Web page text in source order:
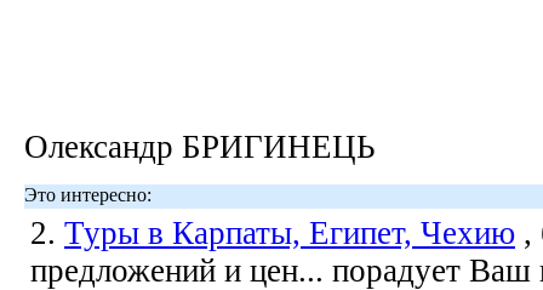
Олександр БРИГИНЕЦЬ
Это интересно:
2. Туры в Карпаты, Египет, Чехию ,
предложений и цен... порадует Ваш